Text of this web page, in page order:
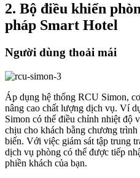
2. Bộ điều khiển
pháp Smart Hotel
Người dùng thoải mái
Áp dụng hệ thống RCU Simon,
nâng cao chất lượng dịch vụ. Ví
Simon có thể điều chỉnh nhiệt độ
chịu cho khách bằng chương
biến. Với việc giám sát tập trung
dịch vụ phòng có thể được tiếp
phiền khách của bạn.